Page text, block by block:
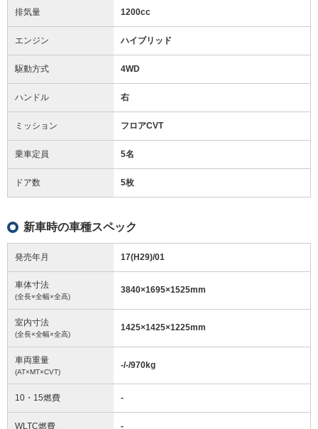
排気量 1200cc
エンジン ハイブリッド
駆動方式 4WD
ハンドル 右
ミッション フロアCVT
乗車定員 5名
ドア数 5枚
新車時の車種スペック
発売年月 17(H29)/01
車体寸法
(全長×全幅×全高)
3840×1695×1525mm
室内寸法
(全長×全幅×全高)
1425×1425×1225mm
車両重量
(AT×MT×CVT)
-/-/970kg
10・15燃費 -
WLTC燃費 -